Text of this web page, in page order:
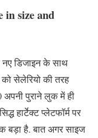
in size and
डिजाइन के साथ
सेलेरियो की तरह
अपनी पुराने लुक में ही
हार्टेक्ट प्लेटफॉर्म पर
बड़ा है. बात अगर साइज